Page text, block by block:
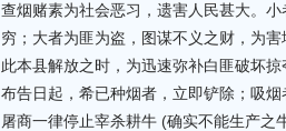
查烟赌素为社会恶习，遗害人民甚大。
穷；大者为匪为盗，图谋不义之财，为
此本县解放之时，为迅速弥补白匪破坏
布告日起，希已种烟者，立即铲除；吸
屠商一律停止宰杀耕牛 (确实不能生产之